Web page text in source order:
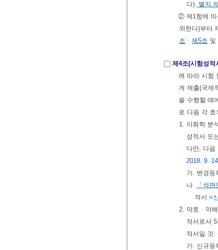
다): 별지
② 제1항에 따
외한다)부터
조 ㆍ 제5조 및
제4조(시험성적
에 따라 시험
게 제출(국제
을 수행할 때
로 다음 각
1. 이화학 분
성적서 또
다만, 다음
2018. 9.
가. 변경
나.
「석
적서 <
2. 약효ㆍ약
적서로서
적서일 것.
가. 신규등